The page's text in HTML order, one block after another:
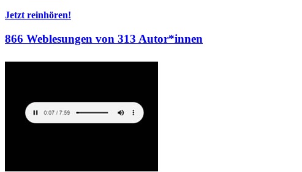
Jetzt reinhören!
866 Weblesungen von 313 Autor*innen